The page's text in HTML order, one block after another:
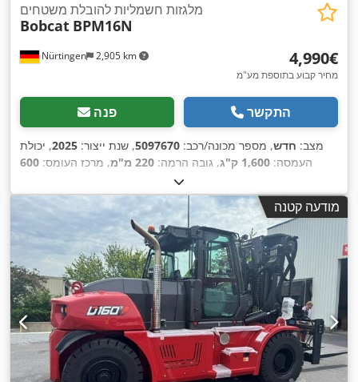
Nürtingen 2,905 km
מלגזות חשמליות להובלת משטחים
Bobcat BPM16N
‏4,990 ‏€
מחיר קבוע בתוספת מע"מ
פנה התקשר
מצב: חדש, מספר מכונה/רכב: 5097670, שנת ייצור: 2025, יכולת
העמסה: 1,600 ק"ג , גובה הרמה: 220 מ"מ , מרכז העומס: 600
, סוג תורן:
מתח סוללה:25.6 V , אורך המזלג:1,150 מ"מ , משקל כולל:400
מודעה קטנה